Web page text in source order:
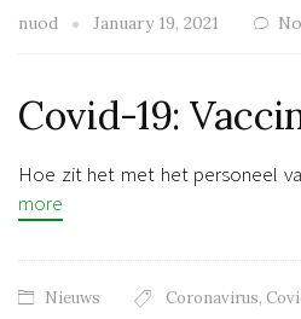
nuod January 19, 2021
Covid-19:
Hoe zit het met het personeel
more
Nieuws Coronavirus,